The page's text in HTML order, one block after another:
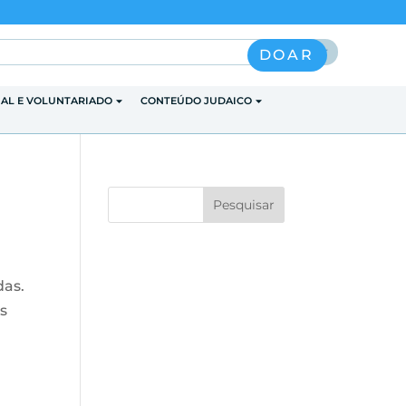
Pesquisar
DOAR
E VOLUNTARIADO CONTEÚDO JUDAICO